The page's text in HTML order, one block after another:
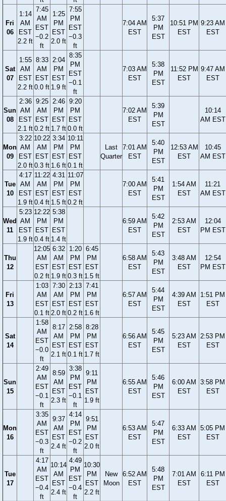
Fri
06
1:14
AM
EST
2.2 ft
7:45
AM
EST
−0.2
ft
1:25
PM
EST
2.0 ft
7:55
PM
EST
−0.3
ft
7:04 AM
EST
5:37
PM
EST
10:51 PM
EST
9:23 AM
EST
Sat
07
1:55
AM
EST
2.2 ft
8:33
AM
EST
0.0 ft
2:04
PM
EST
1.9 ft
8:35
PM
EST
−0.1
ft
7:03 AM
EST
5:38
PM
EST
11:52 PM
EST
9:47 AM
EST
Sun
08
2:36
AM
EST
2.1 ft
9:25
AM
EST
0.2 ft
2:46
PM
EST
1.7 ft
9:20
PM
EST
0.0 ft
7:02 AM
EST
5:39
PM
EST
10:14
AM EST
Mon
09
3:22
AM
EST
2.0 ft
10:22
AM
EST
0.3 ft
3:34
PM
EST
1.6 ft
10:11
PM
EST
0.1 ft
Last
Quarter
7:01 AM
EST
5:40
PM
EST
12:53 AM
EST
10:45
AM EST
Tue
10
4:17
AM
EST
1.9 ft
11:22
AM
EST
0.4 ft
4:31
PM
EST
1.5 ft
11:07
PM
EST
0.2 ft
7:00 AM
EST
5:41
PM
EST
1:54 AM
EST
11:21
AM EST
Wed
11
5:23
AM
EST
1.9 ft
12:22
PM
EST
0.4 ft
5:38
PM
EST
1.4 ft
6:59 AM
EST
5:42
PM
EST
2:53 AM
EST
12:04
PM EST
Thu
12
12:05
AM
EST
0.2 ft
6:32
AM
EST
1.9 ft
1:20
PM
EST
0.3 ft
6:45
PM
EST
1.5 ft
6:58 AM
EST
5:43
PM
EST
3:48 AM
EST
12:54
PM EST
Fri
13
1:03
AM
EST
0.1 ft
7:30
AM
EST
2.0 ft
2:13
PM
EST
0.2 ft
7:41
PM
EST
1.6 ft
6:57 AM
EST
5:44
PM
EST
4:39 AM
EST
1:51 PM
EST
Sat
14
1:58
AM
EST
−0.0
ft
8:17
AM
EST
2.1 ft
2:58
PM
EST
0.1 ft
8:28
PM
EST
1.7 ft
6:56 AM
EST
5:45
PM
EST
5:23 AM
EST
2:53 PM
EST
Sun
15
2:49
AM
EST
−0.1
ft
8:59
AM
EST
2.3 ft
3:38
PM
EST
−0.1
ft
9:11
PM
EST
1.9 ft
6:55 AM
EST
5:46
PM
EST
6:00 AM
EST
3:58 PM
EST
Mon
16
3:35
AM
EST
−0.3
ft
9:37
AM
EST
2.4 ft
4:14
PM
EST
−0.2
ft
9:51
PM
EST
2.0 ft
6:53 AM
EST
5:47
PM
EST
6:33 AM
EST
5:05 PM
EST
Tue
17
4:17
AM
EST
−0.4
ft
10:14
AM
EST
2.4 ft
4:49
PM
EST
−0.4
ft
10:30
PM
EST
2.2 ft
New
Moon
6:52 AM
EST
5:48
PM
EST
7:01 AM
EST
6:11 PM
EST